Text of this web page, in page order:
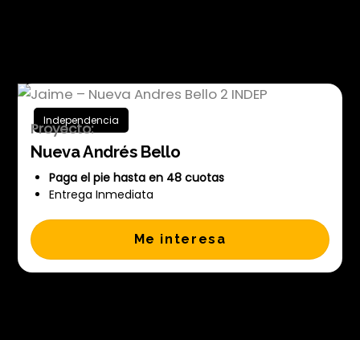
Independencia
Proyecto:
Nueva Andrés Bello
Paga el pie hasta en 48 cuotas
Entrega Inmediata
Me interesa